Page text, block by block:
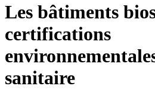
Les bâtiments
certifications
sanitaire